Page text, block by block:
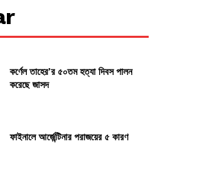
কর্ণেল তাহের’র ৫০তম হত্যা দিবস পালন
করেছে জাসদ
ফাইনালে আর্জেন্টিনার পরাজয়ের ৫ কারণ